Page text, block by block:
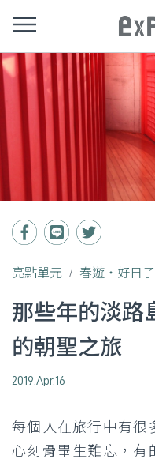
亮點單元 春遊‧好日子
那些年的淡路
的朝聖之旅
2019.Apr.16
每個人在旅行中有很
心刻骨畢生難忘，有